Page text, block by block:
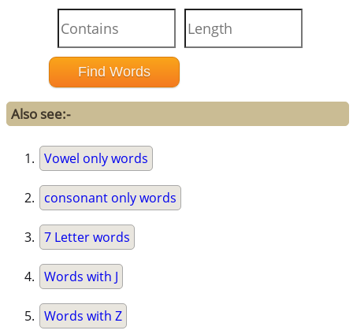
Also see:-
Vowel only words
consonant only words
7 Letter words
Words with J
Words with Z